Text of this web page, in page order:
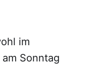
im
Sonntag